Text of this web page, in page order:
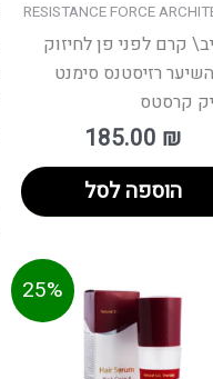
RESISTANCE FORCE
קרם לפני פן לחיזוק
רזיסטנס סימנט
קרסטס
185.00 ₪
הוספה לסל
25%
המקורי
היה: